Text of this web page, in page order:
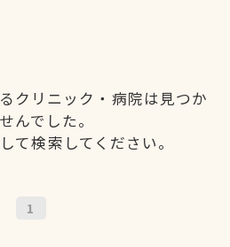
クリニック・病院は見つか
んでした。
て検索してください。
1